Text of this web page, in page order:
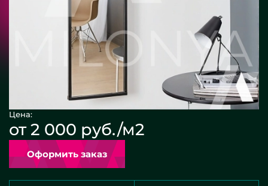
Цена:
от 2 000 руб./м2
Оформить заказ